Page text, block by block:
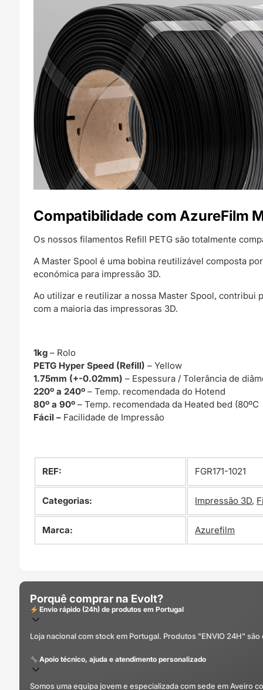
Compatibilidade com AzureFilm
Os nossos filamentos Refill PETG são totalmente
A Master Spool é uma bobina reutilizável composta
económica para impressão 3D.
Ao utilizar e reutilizar a nossa Master Spool, contribui
com a maioria das impressoras 3D.
1kg – Rolo
PETG Hyper Speed (Refill)– Yellow
1.75mm (+-0.02mm)– Espessura / Tolerância de
220º a 240º– Temp. recomendada do Hotend
80º a 90º– Temp. recomendada da Heated bed
Fácil – Facilidade de Impressão
REF: FGR171-1021
Categorias: Impressão 3D,
Marca: Azurefilm
Porquê comprar na Evolt?
Envio rápido (24h) de produtos em Portugal
Loja nacional com stock em Portugal. Produtos "ENVIO 24H"
Apoio técnico, ajuda e atendimento personalizado
Somos uma equipa jovem e especializada com sede em Aveiro